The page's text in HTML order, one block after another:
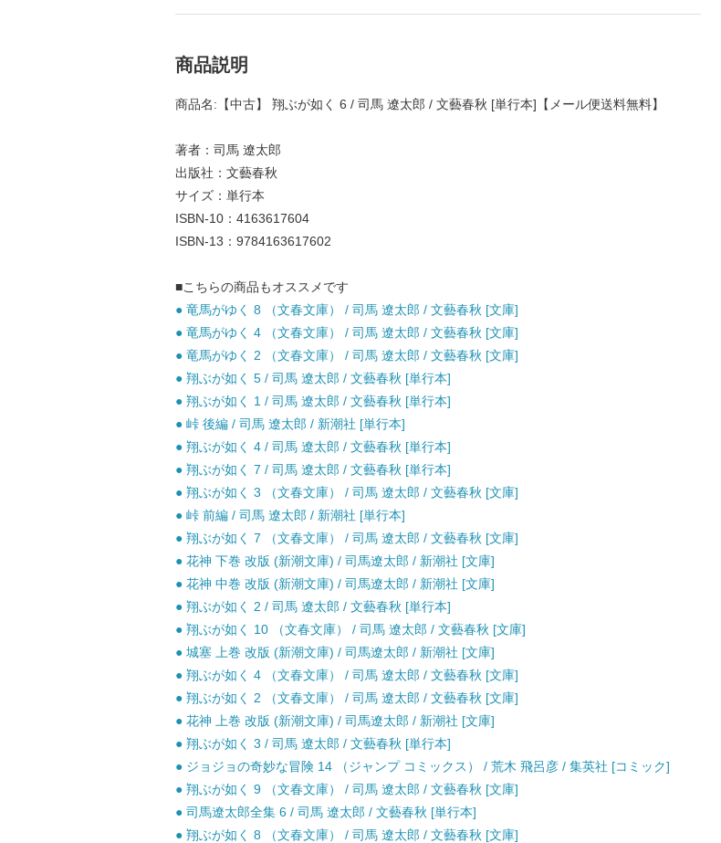
商品説明
商品名:【中古】 翔ぶが如く 6 / 司馬 遼太郎 / 文藝春秋 [単行本]【メール便送料無料】
著者：司馬 遼太郎
出版社：文藝春秋
サイズ：単行本
ISBN-10：4163617604
ISBN-13：9784163617602
■こちらの商品もオススメです
● 竜馬がゆく 8 （文春文庫） / 司馬 遼太郎 / 文藝春秋 [文庫]
● 竜馬がゆく 4 （文春文庫） / 司馬 遼太郎 / 文藝春秋 [文庫]
● 竜馬がゆく 2 （文春文庫） / 司馬 遼太郎 / 文藝春秋 [文庫]
● 翔ぶが如く 5 / 司馬 遼太郎 / 文藝春秋 [単行本]
● 翔ぶが如く 1 / 司馬 遼太郎 / 文藝春秋 [単行本]
● 峠 後編 / 司馬 遼太郎 / 新潮社 [単行本]
● 翔ぶが如く 4 / 司馬 遼太郎 / 文藝春秋 [単行本]
● 翔ぶが如く 7 / 司馬 遼太郎 / 文藝春秋 [単行本]
● 翔ぶが如く 3 （文春文庫） / 司馬 遼太郎 / 文藝春秋 [文庫]
● 峠 前編 / 司馬 遼太郎 / 新潮社 [単行本]
● 翔ぶが如く 7 （文春文庫） / 司馬 遼太郎 / 文藝春秋 [文庫]
● 花神 下巻 改版 (新潮文庫) / 司馬遼太郎 / 新潮社 [文庫]
● 花神 中巻 改版 (新潮文庫) / 司馬遼太郎 / 新潮社 [文庫]
● 翔ぶが如く 2 / 司馬 遼太郎 / 文藝春秋 [単行本]
● 翔ぶが如く 10 （文春文庫） / 司馬 遼太郎 / 文藝春秋 [文庫]
● 城塞 上巻 改版 (新潮文庫) / 司馬遼太郎 / 新潮社 [文庫]
● 翔ぶが如く 4 （文春文庫） / 司馬 遼太郎 / 文藝春秋 [文庫]
● 翔ぶが如く 2 （文春文庫） / 司馬 遼太郎 / 文藝春秋 [文庫]
● 花神 上巻 改版 (新潮文庫) / 司馬遼太郎 / 新潮社 [文庫]
● 翔ぶが如く 3 / 司馬 遼太郎 / 文藝春秋 [単行本]
● ジョジョの奇妙な冒険 14 （ジャンプ コミックス） / 荒木 飛呂彦 / 集英社 [コミック]
● 翔ぶが如く 9 （文春文庫） / 司馬 遼太郎 / 文藝春秋 [文庫]
● 司馬遼太郎全集 6 / 司馬 遼太郎 / 文藝春秋 [単行本]
● 翔ぶが如く 8 （文春文庫） / 司馬 遼太郎 / 文藝春秋 [文庫]